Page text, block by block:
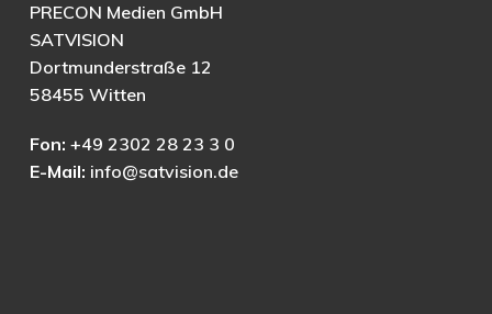
PRECON Medien GmbH
SATVISION
Dortmunderstraße 12
58455 Witten
Fon: +49 2302 28 23 3 0
E-Mail: info@satvision.de